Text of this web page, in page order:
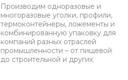
Производим одноразовые и
многоразовые уголки, профили,
термоконтейнеры, ложементы и
комбинированную упаковку для
компаний разных отраслей
промышленности – от пищевой
до строительной и других.